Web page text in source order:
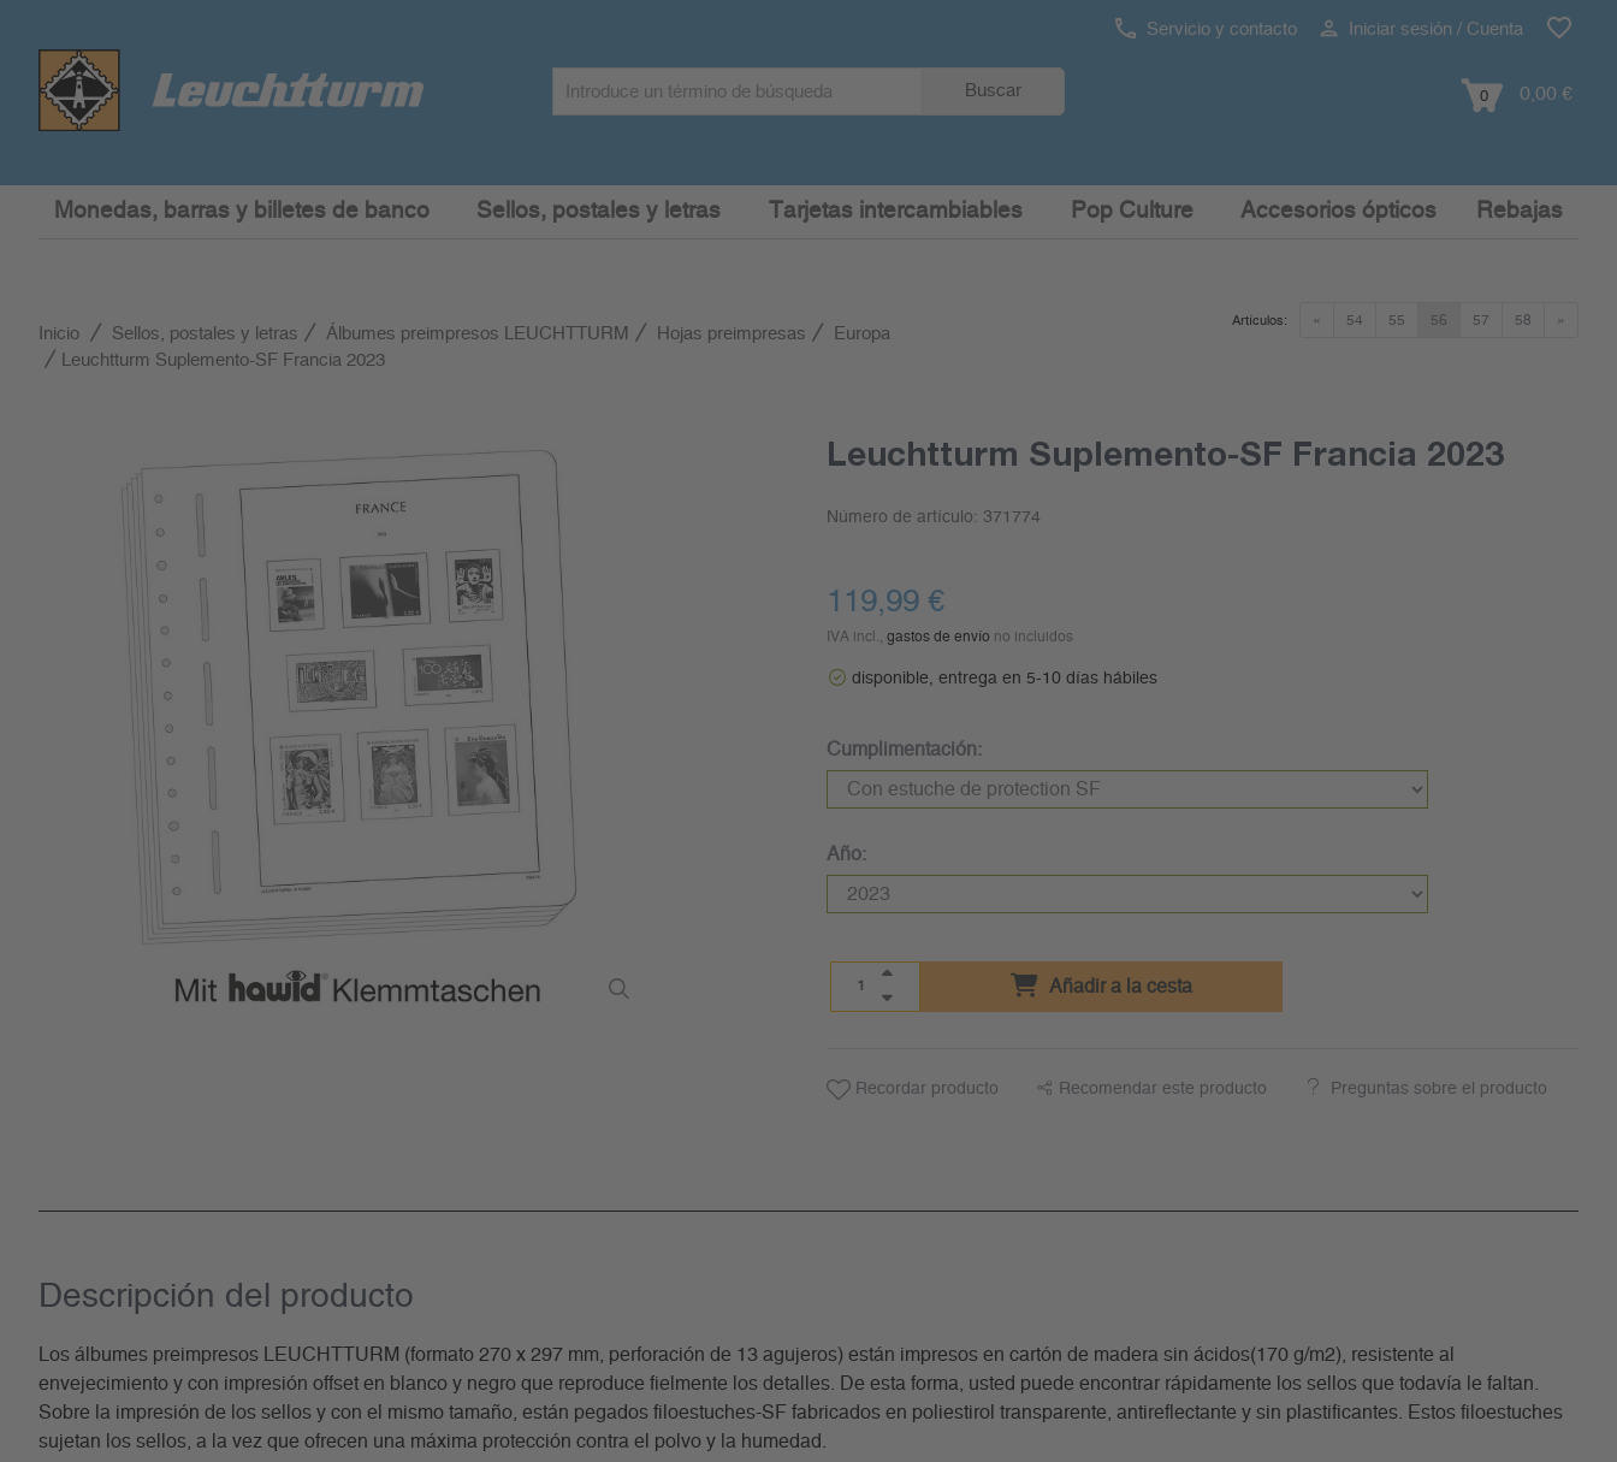
Servicio y contacto Iniciar sesión / Cuenta
Buscar 0 0,00 €
Monedas, barras y billetes de banco Sellos, postales y letras Tarjetas intercambiables Pop Culture Accesorios ópticos Rebajas
Inicio Sellos, postales y letras Álbumes preimpresos LEUCHTTURM Hojas preimpresas
Europa
Leuchtturm Suplemento-SF Francia 2023
« 54 55 56 57 58 »
Artículos:
Leuchtturm Suplemento-SF Francia 2023
Número de artículo: 371774
119,99 €
IVA incl., gastos de envío no incluidos
disponible, entrega en 5-10 días hábiles
Cumplimentación:
Año:
Añadir a la cesta
Recordar producto Recomendar este producto Preguntas sobre el producto
Descripción del producto
Los álbumes preimpresos LEUCHTTURM (formato 270 x 297 mm, perforación de 13 agujeros) están impresos en cartón de madera sin ácidos(170 g/m2), resistente al
envejecimiento y con impresión offset en blanco y negro que reproduce fielmente los detalles. De esta forma, usted puede encontrar rápidamente los sellos que todavía le faltan.
Sobre la impresión de los sellos y con el mismo tamaño, están pegados filoestuches-SF fabricados en poliestirol transparente, antireflectante y sin plastificantes. Estos filoestuches
sujetan los sellos, a la vez que ofrecen una máxima protección contra el polvo y la humedad.